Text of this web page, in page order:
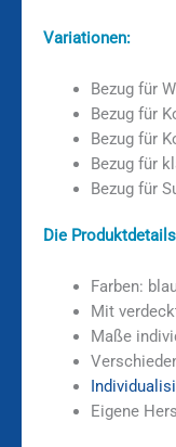
Variationen:
Bezug für
Bezug für
Bezug für
Bezug für
Bezug für
Die
Farben:
Mit
Maße
Eigene